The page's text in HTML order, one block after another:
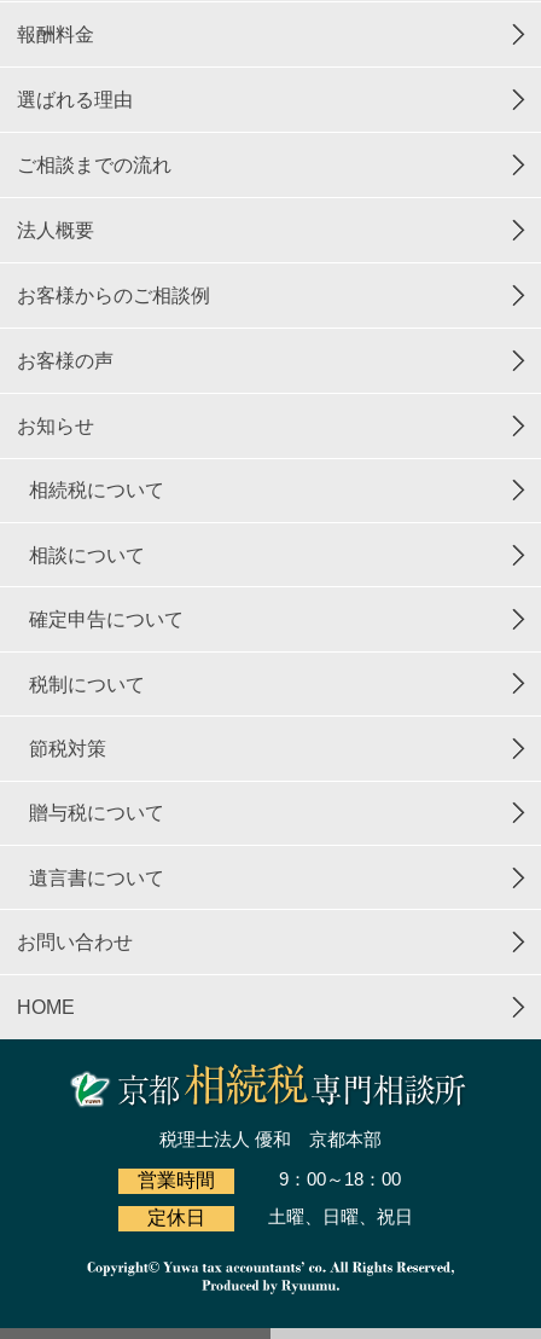
報酬料金
選ばれる理由
ご相談までの流れ
法人概要
お客様からのご相談例
お客様の声
お知らせ
相続税について
相談について
確定申告について
税制について
節税対策
贈与税について
遺言書について
お問い合わせ
HOME
税理士法人 優和 京都本部
営業時間
9：00～18：00
定休日
土曜、日曜、祝日